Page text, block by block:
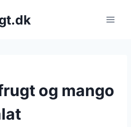
og mango